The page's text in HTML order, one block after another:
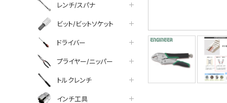
レンチ/スパナ
ビット/ビットソケット
ドライバー
プライヤー/ニッパー
トルクレンチ
インチ工具